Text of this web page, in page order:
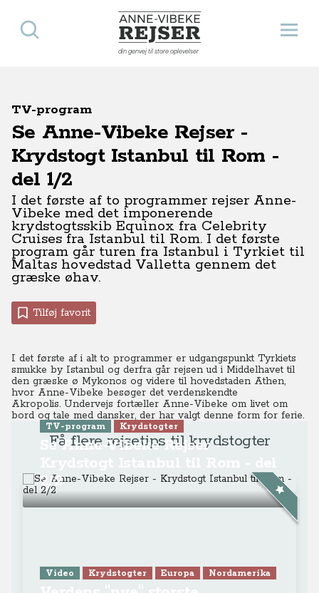
Anne-Vibeke Rejser
din genvej til store oplevelser
Åbn
Søg
TV-program
Se Anne-Vibeke Rejser -
Krydstogt Istanbul til Rom -
del 1/2
I det første af to programmer rejser Anne-
Vibeke med det imponerende
krydstogtsskib Equinox fra Celebrity
Cruises fra Istanbul til Rom. I det første
program går turen fra Istanbul i Tyrkiet til
Maltas hovedstad Valletta gennem det
græske øhav.
Tilføj favorit
I det første af i alt to programmer er udgangspunkt Tyrkiets
smukke by Istanbul og derfra går rejsen ud i Middelhavet til
den græske ø Mykonos og videre til hovedstaden Athen,
hvor Anne-Vibeke besøger det verdenskendte
Akropolis. Undervejs fortæller Anne-Vibeke om livet om
bord og tale med dansker, der har valgt denne form for ferie.
Få flere rejsetips til krydstogter
TV-program Krydstogter
Se Anne-Vibeke Rejser -
2/2
Video Krydstogter Europa Nordamerika